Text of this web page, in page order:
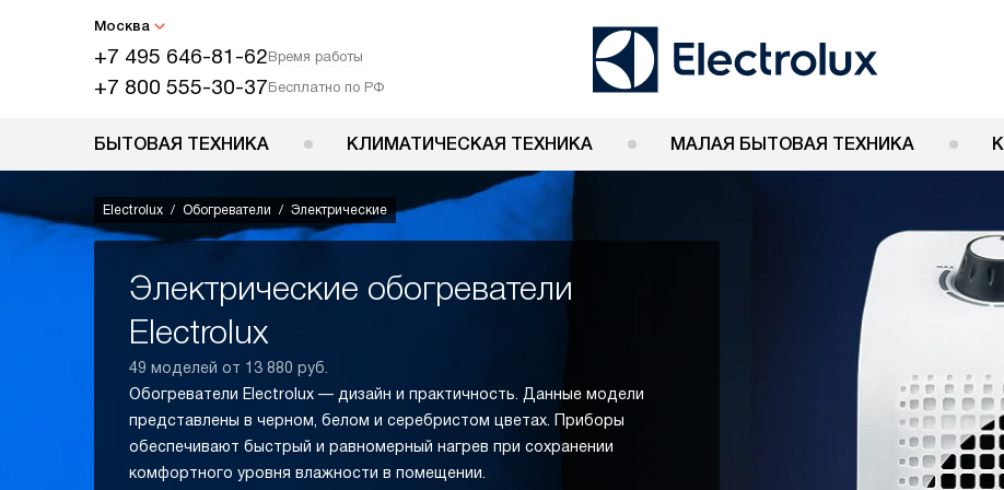
Москва
+7 495 646-81-62Время работы
+7 800 555-30-37Бесплатно по РФ
БЫТОВАЯ ТЕХНИКА КЛИМАТИЧЕСКАЯ ТЕХНИКА МАЛАЯ БЫТОВАЯ ТЕХНИКА
Electrolux Обогреватели Электрические
Электрические обогреватели
Electrolux
49 моделей от 13 880 руб.
Обогреватели Electrolux — дизайн и практичность. Данные модели
представлены в черном, белом и серебристом цветах. Приборы
обеспечивают быстрый и равномерный нагрев при сохранении
комфортного уровня влажности в помещении.